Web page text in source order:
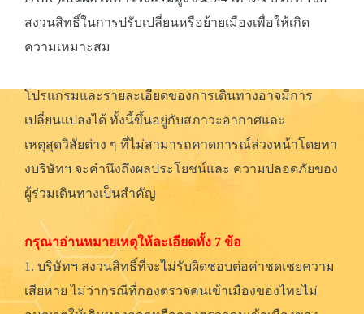
สงวนสิทธิ์ในการปรับเปลี่ยนหรือย้ายเมืองเพื่อให้เกิด
ความเหมาะสม
โปรแกรมและรายละเอียดของการเดินทางอาจมีการ
เปลี่ยนแปลงได้ ทั้งนี้ขึ้นอยู่กับสภาวะอากาศและ
เหตุสุดวิสัยต่าง ๆ ที่ไม่สามารถคาดการณ์ล่วงหน้าโดยทา
งบริษัทฯ จะคำนึงถึงผลประโยชน์และ ความปลอดภัยของ
ผู้ร่วมเดินทางเป็นสำคัญ
กรุณาอ่านหมายเหตุให้ละเอียดทั้ง 7 ข้อ
1. บริษัทฯ สงวนสิทธิ์ที่จะไม่รับผิดชอบต่อค่าชดเชยความ
เสียหาย ไม่ว่ากรณีที่กองตรวจคนเข้าเมืองของไทยไม่